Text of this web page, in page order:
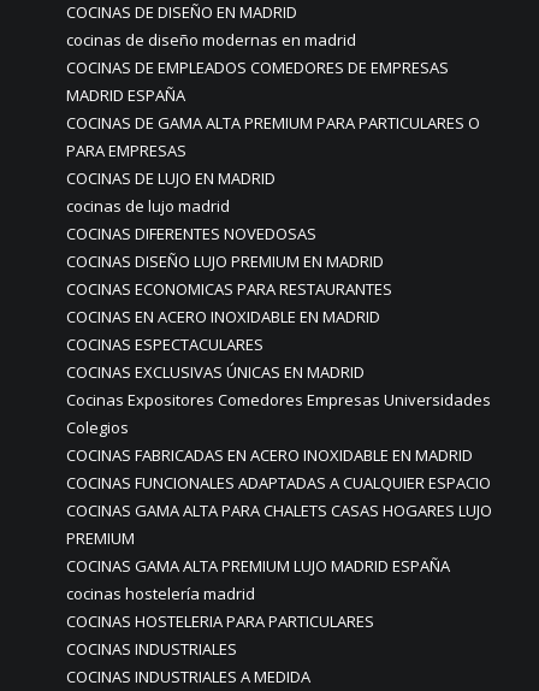
COCINAS DE DISEÑO EN MADRID
cocinas de diseño modernas en madrid
COCINAS DE EMPLEADOS COMEDORES DE EMPRESAS
MADRID ESPAÑA
COCINAS DE GAMA ALTA PREMIUM PARA PARTICULARES O
PARA EMPRESAS
COCINAS DE LUJO EN MADRID
cocinas de lujo madrid
COCINAS DIFERENTES NOVEDOSAS
COCINAS DISEÑO LUJO PREMIUM EN MADRID
COCINAS ECONOMICAS PARA RESTAURANTES
COCINAS EN ACERO INOXIDABLE EN MADRID
COCINAS ESPECTACULARES
COCINAS EXCLUSIVAS ÚNICAS EN MADRID
Cocinas Expositores Comedores Empresas Universidades
Colegios
COCINAS FABRICADAS EN ACERO INOXIDABLE EN MADRID
COCINAS FUNCIONALES ADAPTADAS A CUALQUIER ESPACIO
COCINAS GAMA ALTA PARA CHALETS CASAS HOGARES LUJO
PREMIUM
COCINAS GAMA ALTA PREMIUM LUJO MADRID ESPAÑA
cocinas hostelería madrid
COCINAS HOSTELERIA PARA PARTICULARES
COCINAS INDUSTRIALES
COCINAS INDUSTRIALES A MEDIDA